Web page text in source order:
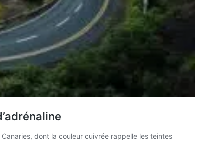
dont la couleur cuivrée rappelle les teintes